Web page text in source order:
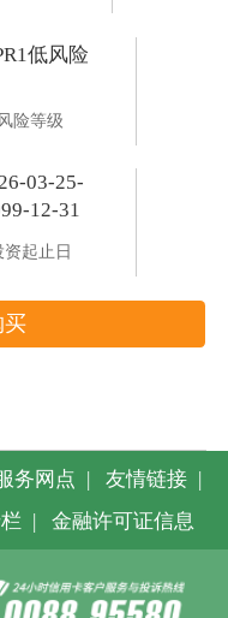
低风险
风险等级
03-25-
12-31
资起止日
买
务网点 | 友情链接 |
| 金融许可证信息